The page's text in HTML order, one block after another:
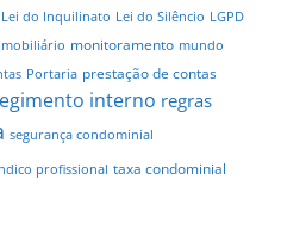
Lei do Inquilinato Lei do Silêncio LGPD
monitoramento mundo
Portaria prestação de contas
interno regras
segurança condominial
profissional taxa condominial